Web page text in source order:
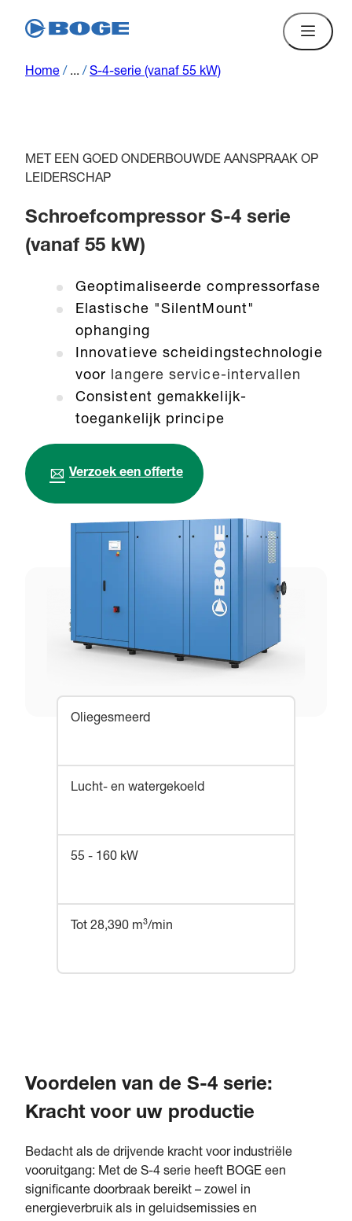
Home / ... / S-4-serie (vanaf 55 kW)
MET EEN GOED ONDERBOUWDE AANSPRAAK OP
LEIDERSCHAP
Schroefcompressor S-4 serie
(vanaf 55 kW)
Geoptimaliseerde compressorfase
Elastische "SilentMount"
ophanging
Innovatieve scheidingstechnologie
voor langere service-intervallen
Consistent gemakkelijk-
toegankelijk principe
Verzoek een offerte
Oliegesmeerd
Lucht- en watergekoeld
55 - 160 kW
Tot 28,390 m³/min
Voordelen van de S-4 serie:
Kracht voor uw productie
Bedacht als de drijvende kracht voor industriële
vooruitgang: Met de S-4 serie heeft BOGE een
significante doorbraak bereikt – zowel in
energieverbruik als in geluidsemissies en